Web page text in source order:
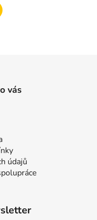
vás
údajů